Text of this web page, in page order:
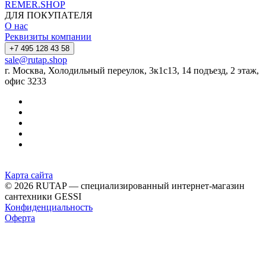
REMER.SHOP
ДЛЯ ПОКУПАТЕЛЯ
О нас
Реквизиты компании
+7 495 128 43 58
sale@rutap.shop
г. Москва, Холодильный переулок, 3к1с13, 14 подъезд, 2 этаж,
офис 3233
Карта сайта
© 2026 RUTAP — специализированный интернет-магазин
сантехники GESSI
Конфиденциальность
Оферта